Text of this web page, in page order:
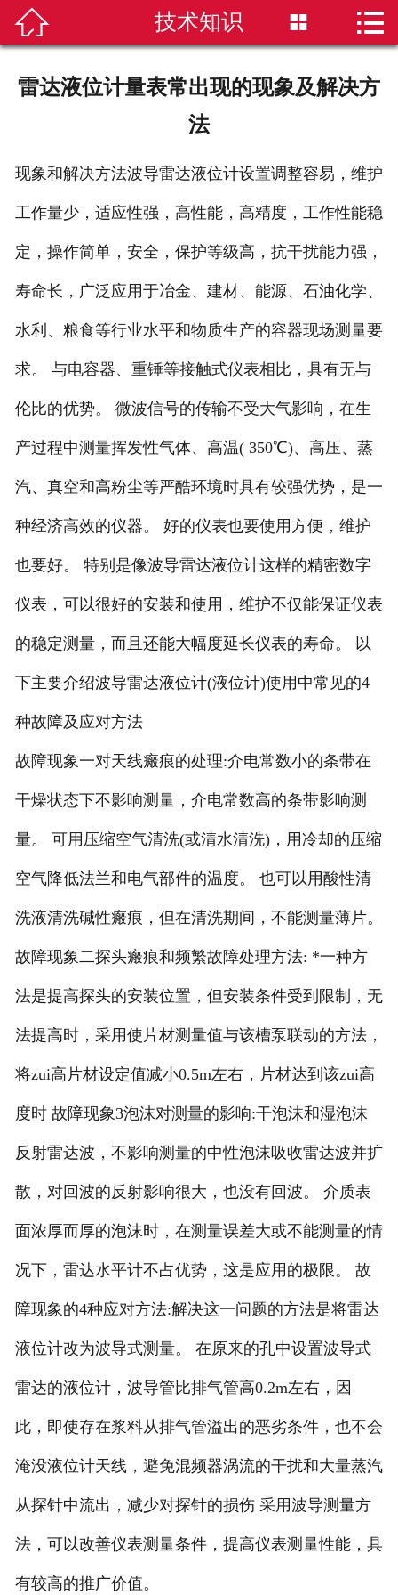
 首页
超声波液位计
液位计选型
新闻资讯
技术知识
 技术知识  
雷达液位计量表常出现的现象及解决方
法
现象和解决方法波导雷达液位计设置调整容易，维护
工作量少，适应性强，高性能，高精度，工作性能稳
定，操作简单，安全，保护等级高，抗干扰能力强，
寿命长，广泛应用于冶金、建材、能源、石油化学、
水利、粮食等行业水平和物质生产的容器现场测量要
求。 与电容器、重锤等接触式仪表相比，具有无与
伦比的优势。 微波信号的传输不受大气影响，在生
产过程中测量挥发性气体、高温( 350℃)、高压、蒸
汽、真空和高粉尘等严酷环境时具有较强优势，是一
种经济高效的仪器。 好的仪表也要使用方便，维护
也要好。 特别是像波导雷达液位计这样的精密数字
仪表，可以很好的安装和使用，维护不仅能保证仪表
的稳定测量，而且还能大幅度延长仪表的寿命。 以
下主要介绍波导雷达液位计(液位计)使用中常见的4
种故障及应对方法
故障现象一对天线瘢痕的处理:介电常数小的条带在
干燥状态下不影响测量，介电常数高的条带影响测
量。 可用压缩空气清洗(或清水清洗)，用冷却的压缩
空气降低法兰和电气部件的温度。 也可以用酸性清
洗液清洗碱性瘢痕，但在清洗期间，不能测量薄片。
故障现象二探头瘢痕和频繁故障处理方法: *一种方
法是提高探头的安装位置，但安装条件受到限制，无
法提高时，采用使片材测量值与该槽泵联动的方法，
将zui高片材设定值减小0.5m左右，片材达到该zui高
度时 故障现象3泡沫对测量的影响:干泡沫和湿泡沫
反射雷达波，不影响测量的中性泡沫吸收雷达波并扩
散，对回波的反射影响很大，也没有回波。 介质表
面浓厚而厚的泡沫时，在测量误差大或不能测量的情
况下，雷达水平计不占优势，这是应用的极限。 故
障现象的4种应对方法:解决这一问题的方法是将雷达
液位计改为波导式测量。 在原来的孔中设置波导式
雷达的液位计，波导管比排气管高0.2m左右，因
此，即使存在浆料从排气管溢出的恶劣条件，也不会
淹没液位计天线，避免混频器涡流的干扰和大量蒸汽
从探针中流出，减少对探针的损伤 采用波导测量方
法，可以改善仪表测量条件，提高仪表测量性能，具
有较高的推广价值。